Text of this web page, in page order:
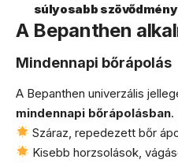
súlyosabb
A Bepanthen
Mindennapi bőrápolás
A Bepanthen univerzális
mindennapi bőrápolásban.
Száraz, repedezett bőr
Kisebb horzsolások,